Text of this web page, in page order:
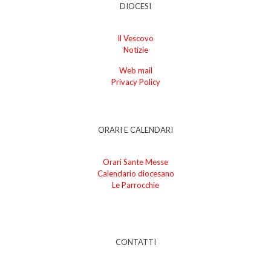
DIOCESI
Il Vescovo
Notizie
Web mail
Privacy Policy
ORARI E CALENDARI
Orari Sante Messe
Calendario diocesano
Le Parrocchie
CONTATTI